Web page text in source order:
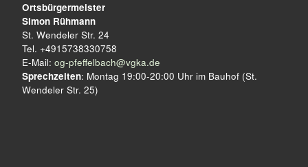
Ortsbürgermeister
Simon Rühmann
St. Wendeler Str. 24
Tel. +4915738330758
E-Mail: og-pfeffelbach@vgka.de
Sprechzeiten: Montag 19:00-20:00 Uhr im Bauhof (St.
Wendeler Str. 25)